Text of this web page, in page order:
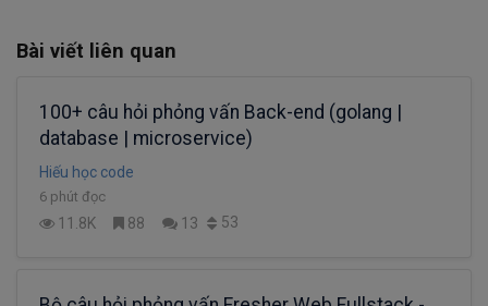
Bài viết liên quan
100+ câu hỏi phỏng vấn Back-end (golang |
database | microservice)
Hiếu học code
6 phút đọc
11.8K 88 13 53